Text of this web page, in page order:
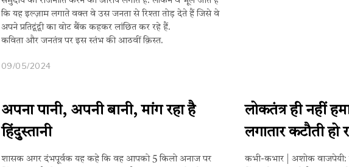
कि यह इल्ज़ाम लगाते वक्त वे उस जनता से रिश्ता तोड़ देते हैं जिसे वे
अपने प्रतिद्वंद्वी का वोट बैंक कहकर लांछित कर रहे हैं.
कविता और जनतंत्र पर इस स्तंभ की आठवीं क़िस्त.
09/05/2024
अपना पानी, अपनी बानी, मांग रहा है
हिंदुस्तानी
शासक अगर दंभपूर्वक यह कहे कि वह आपको 5 किलो अनाज पर
लोकतंत्र ही नहीं
लगातार कटौती हो
कभी-कभार | अशोक